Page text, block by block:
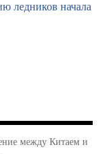
ледников начала
между Китаем и